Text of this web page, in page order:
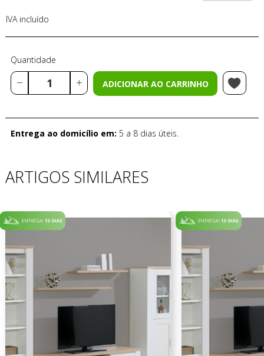
IVA incluído
Quantidade
ADICIONAR AO CARRINHO
Entrega ao domicílio em: 5 a 8 dias úteis.
ARTIGOS SIMILARES